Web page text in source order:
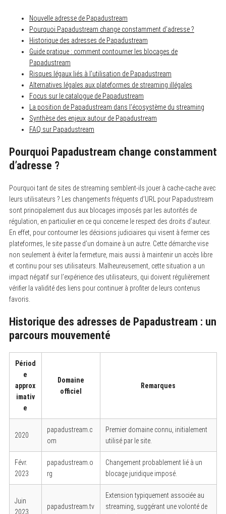
Nouvelle adresse de Papadustream
Pourquoi Papadustream change constamment d’adresse ?
Historique des adresses de Papadustream
Guide pratique : comment contourner les blocages de
Papadustream
Risques légaux liés à l’utilisation de Papadustream
Alternatives légales aux plateformes de streaming illégales
Focus sur le catalogue de Papadustream
La position de Papadustream dans l’écosystème du streaming
Synthèse des enjeux autour de Papadustream
FAQ sur Papadustream
Pourquoi Papadustream change constamment
d’adresse ?
Pourquoi tant de sites de streaming semblent-ils jouer à cache-cache avec
leurs utilisateurs ? Les changements fréquents d’URL pour Papadustream
sont principalement dus aux blocages imposés par les autorités de
régulation, en particulier en ce qui concerne le respect des droits d’auteur.
En effet, pour contourner les décisions judiciaires qui visent à fermer ces
plateformes, le site passe d’un domaine à un autre. Cette démarche vise
non seulement à éviter la fermeture, mais aussi à maintenir un accès libre
et continu pour ses utilisateurs. Malheureusement, cette situation a un
impact négatif sur l’expérience des utilisateurs, qui doivent régulièrement
vérifier la validité des liens pour continuer à profiter de leurs contenus
favoris.
Historique des adresses de Papadustream : un
parcours mouvementé
Périod
e
approx
imativ
e
Domaine
officiel
Remarques
2020
papadustream.c
om
Premier domaine connu, initialement
utilisé par le site.
Févr.
2023
papadustream.o
rg
Changement probablement lié à un
blocage juridique imposé.
Juin
2023
papadustream.tv
Extension typiquement associée au
streaming, suggérant une volonté de